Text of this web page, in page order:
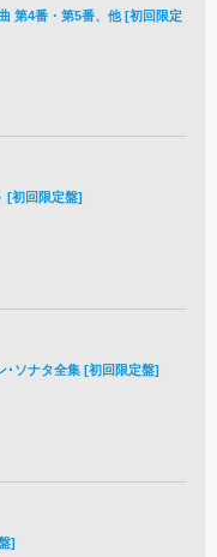
第4番・第5番、他 [初回限定
[初回限定盤]
･ソナタ全集 [初回限定盤]
]